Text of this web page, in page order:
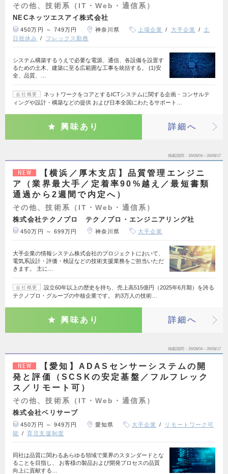
その他、技術系（IT・Web・通信系）
NECネッツエスアイ株式会社
450万円 ～ 749万円 神奈川県 上場企業 大手企業
土
日祝休み
フレックス勤務
システム構築するうえで必要な電源、通信、各設備を設置す
るための土木、建築に至る広範囲な工事を統括する。 (1)安
全、品質、…
会社概要
ネットワークをコアとするICTシステムに関する企画・コンサルテ
ィングや設計・構築などの提供 および日本全国にわたるサポート…
興味あり 詳細へ
掲載期間 26/08/04～26/08/17
NEW
【横浜／厚木支店】品質管理エンジニ
ア（業界最大手／定着率90%越え／最短書類
通過から2週間で内定へ）
その他、技術系（IT・Web・通信系）
株式会社テクノプロ テクノプロ・エンジニアリング社
450万円 ～ 699万円 神奈川県 大手企業
大手企業の情報システム株式会社のプロジェクトにおいて、
電気系設計・評価・検証などの技術支援業務をご担当いただ
きます。 主に…
会社概要
設立60年以上の歴史を持ち、売上高515億円（2025年6月期）を誇る
テクノプロ・グループの中核企業です。 約3万人の技術…
興味あり 詳細へ
掲載期間 26/08/04～26/08/17
NEW
【愛知】ADASセンサーシステムの開
発と評価（SCSKの安定基盤／フルフレック
ス／リモート可）
その他、技術系（IT・Web・通信系）
株式会社ベリサーブ
450万円 ～ 949万円 愛知県 大手企業
リモートワーク可
能
育児支援制度
同社は品質に関わるあらゆる領域で業界のスタンダードとな
ることを目指し、 お客様の製品および開発プロセスの品質
向上に貢献する…